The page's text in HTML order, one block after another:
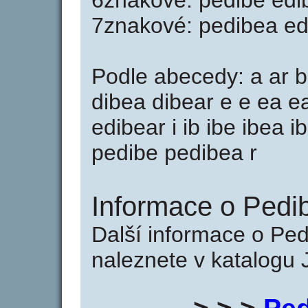
7znakové: pedibea
Podle abecedy: a ar
dibea dibear e e ea
edibear i ib ibe ibea
pedibe pedibea r
Informace o
Další informace o
naleznete v katalogu